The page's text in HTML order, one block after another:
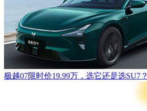
极越07限时价19.99万，选它还是选SU7？